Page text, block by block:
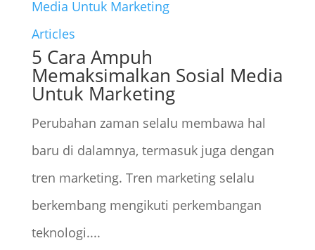
Articles
5 Cara Ampuh
Memaksimalkan Sosial Media
Untuk Marketing
Perubahan zaman selalu membawa hal
baru di dalamnya, termasuk juga dengan
tren marketing. Tren marketing selalu
berkembang mengikuti perkembangan
teknologi....